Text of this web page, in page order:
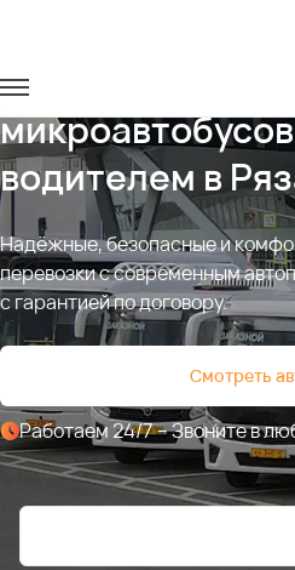
Аренда
водителем в
Надёжные, безопасные и
перевозки с современным
с гарантией по договору.
Смотреть
Работаем 24/7 – Звоните в